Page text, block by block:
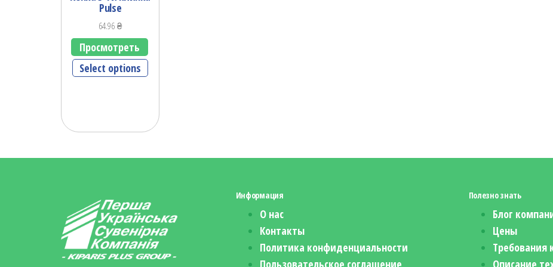
Pulse
64.96₴
Просмотреть
Select options
Информация
О нас
Контакты
Политика конфиденциальности
Полезно знать
Блог
Цены
Требования